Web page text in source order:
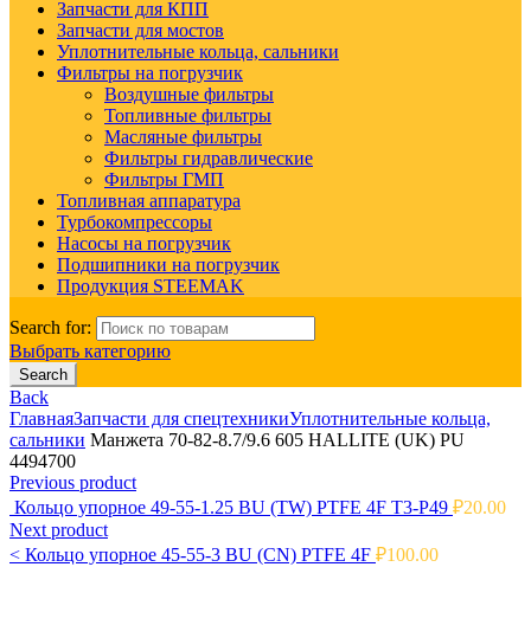
Запчасти для КПП
Запчасти для мостов
Уплотнительные кольца, сальники
Фильтры на погрузчик
Воздушные фильтры
Топливные фильтры
Масляные фильтры
Фильтры гидравлические
Фильтры ГМП
Топливная аппаратура
Турбокомпрессоры
Насосы на погрузчик
Подшипники на погрузчик
Продукция STEEMAK
Search for:
Выбрать категорию
Search
Back
ГлавнаяЗапчасти для спецтехникиУплотнительные кольца,
сальники Манжета 70-82-8.7/9.6 605 HALLITE (UK) PU
4494700
Previous product
Кольцо упорное 49-55-1.25 BU (TW) PTFE 4F T3-P49 ₽20.00
Next product
< Кольцо упорное 45-55-3 BU (CN) PTFE 4F ₽100.00